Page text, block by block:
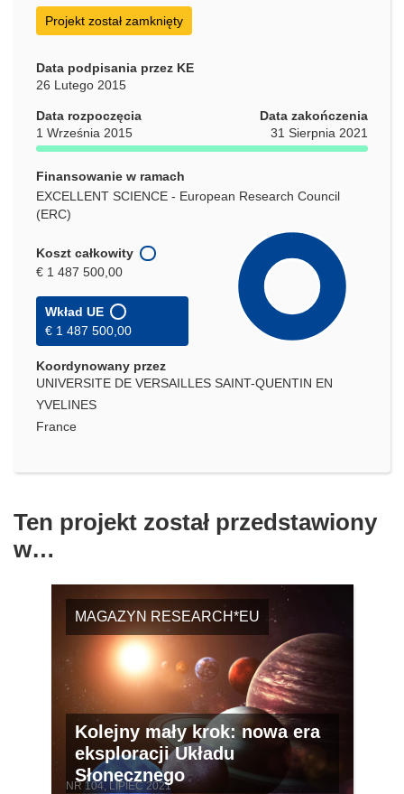
Projekt został zamknięty
Data podpisania przez KE
26 Lutego 2015
Data rozpoczęcia
1 Września 2015
Data zakończenia
31 Sierpnia 2021
Finansowanie w ramach
EXCELLENT SCIENCE - European Research Council
(ERC)
Koszt całkowity
€ 1 487 500,00
Wkład UE
€ 1 487 500,00
Koordynowany przez
UNIVERSITE DE VERSAILLES SAINT-QUENTIN EN
YVELINES
France
Ten projekt został przedstawiony
w…
MAGAZYN RESEARCH*EU
Kolejny mały krok: nowa era
eksploracji Układu
Słonecznego
NR 104, LIPIEC 2021